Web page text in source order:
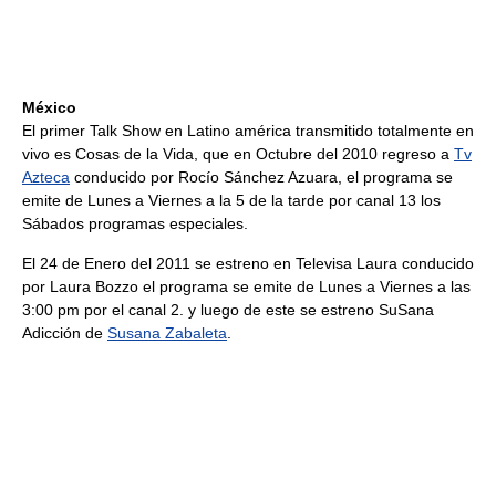
México
El primer Talk Show en Latino américa transmitido totalmente en
vivo es Cosas de la Vida, que en Octubre del 2010 regreso a Tv
Azteca conducido por Rocío Sánchez Azuara, el programa se
emite de Lunes a Viernes a la 5 de la tarde por canal 13 los
Sábados programas especiales.
El 24 de Enero del 2011 se estreno en Televisa Laura conducido
por Laura Bozzo el programa se emite de Lunes a Viernes a las
3:00 pm por el canal 2. y luego de este se estreno SuSana
Adicción de Susana Zabaleta.